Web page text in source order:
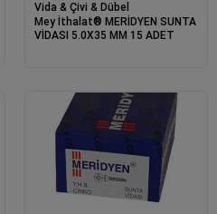
Vida & Çivi & Dübel
Mey İthalat® MERİDYEN SUNTA
VİDASI 5.0X35 MM 15 ADET